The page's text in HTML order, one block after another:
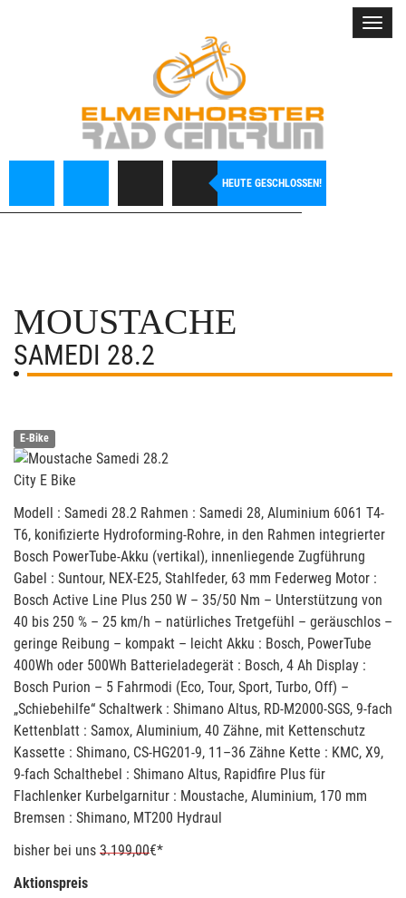
HEUTE GESCHLOSSEN!
MOUSTACHE
SAMEDI 28.2
E-Bike
City E Bike
Modell : Samedi 28.2 Rahmen : Samedi 28, Aluminium 6061 T4-
T6, konifizierte Hydroforming-Rohre, in den Rahmen integrierter
Bosch PowerTube-Akku (vertikal), innenliegende Zugführung
Gabel : Suntour, NEX-E25, Stahlfeder, 63 mm Federweg Motor :
Bosch Active Line Plus 250 W – 35/50 Nm – Unterstützung von
40 bis 250 % – 25 km/h – natürliches Tretgefühl – geräuschlos –
geringe Reibung – kompakt – leicht Akku : Bosch, PowerTube
400Wh oder 500Wh Batterieladegerät : Bosch, 4 Ah Display :
Bosch Purion – 5 Fahrmodi (Eco, Tour, Sport, Turbo, Off) –
„Schiebehilfe“ Schaltwerk : Shimano Altus, RD-M2000-SGS, 9-fach
Kettenblatt : Samox, Aluminium, 40 Zähne, mit Kettenschutz
Kassette : Shimano, CS-HG201-9, 11–36 Zähne Kette : KMC, X9,
9-fach Schalthebel : Shimano Altus, Rapidfire Plus für
Flachlenker Kurbelgarnitur : Moustache, Aluminium, 170 mm
Bremsen : Shimano, MT200 Hydraul
bisher bei uns 3.199,00€*
Aktionspreis